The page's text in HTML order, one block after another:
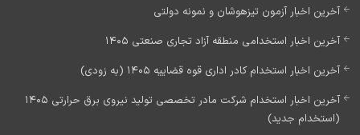
آخرین اخبار آزمون تیزهوشان و نمونه دولتی
آخرین اخبار استخدامی منطقه آزاد تجاری صنعتی 1405
آخرین اخبار استخدام کادر اداری قوه قضاییه 1405 (به زودی)
آخرین اخبار استخدام شرکت مادر تخصصی تولید نیروی برق حرارتی 1405
(استخدام جدید)